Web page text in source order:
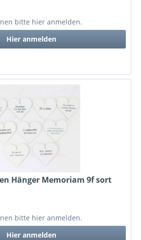
bitte hier anmelden.
Hier anmelden
Hänger Memoriam 9f sort
bitte hier anmelden.
Hier anmelden